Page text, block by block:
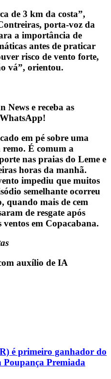
de 3 km da costa”,
porta-voz da
a importância de
antes de praticar
risco de vento forte,
vá”, orientou.
News e receba as
em pé sobre uma
É comum a
nas praias do Leme e
horas da manhã.
impediu que muitos
semelhante ocorreu
quando mais de cem
de resgate após
ventos em Copacabana.
auxílio de IA
é primeiro ganhador do
Premiada